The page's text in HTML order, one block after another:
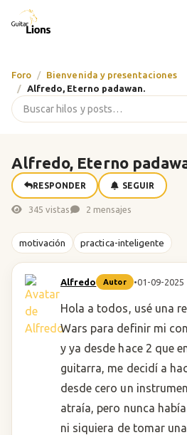
Foro
Bienvenida y presentaciones
Alfredo, Eterno padawan.
Alfredo, Eterno
RESPONDER SEGUIR
345 vistas 2 mensajes
motivación practica-inteligente
Alfredo Autor •01-09-2025
Hola a todos, usé una
Wars para definir mi
y ya desde hace 2 que
guitarra, me decidí a
desde cero un
atraía, pero nunca
ni siquiera de tomar